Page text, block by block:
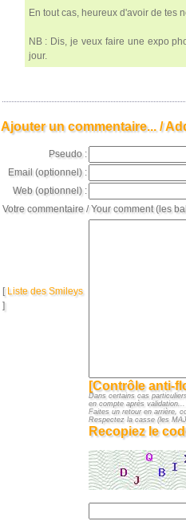
En tout cas, heureux d'avoir de tes
NB : Dis, je veux faire une expo
jour.
Ajouter un commentaire... /
Pseudo :
Email (optionnel) :
Web (optionnel) :
Votre commentaire / Your comment (les
[ Liste des Smileys
]
[Contrôle anti-
Dans certains cas
en compte après
Faites un retour en arrière,
Respectez la casse (les
Recopiez le